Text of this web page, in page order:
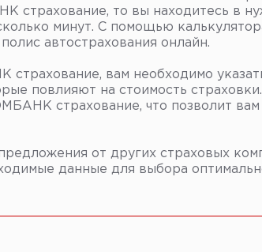
страхование, то вы находитесь в
минут. С помощью
автострахования онлайн.
вам необходимо
повлияют на стоимость
страхование, что позволит
от других страховых
данные для выбора